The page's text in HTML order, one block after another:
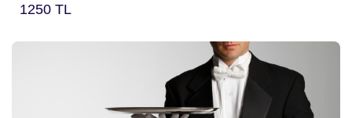
1250 TL